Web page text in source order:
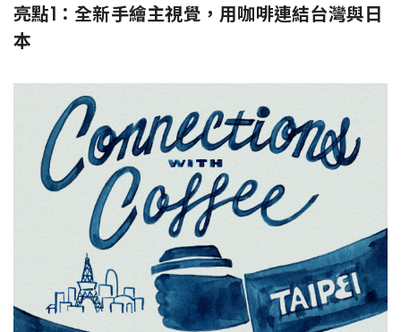
亮點1：全新手繪主視覺，用咖啡連結台灣與日
本